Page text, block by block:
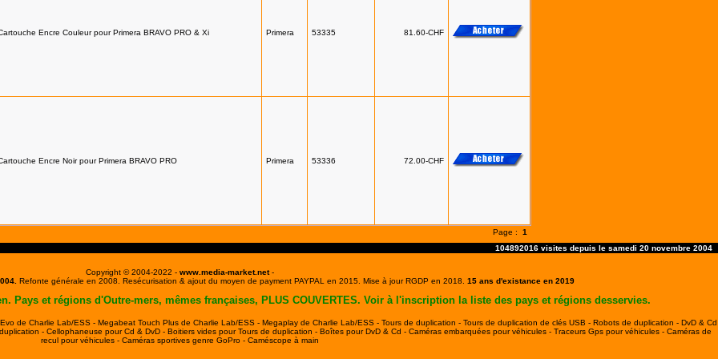
Encre Couleur pour Primera BRAVO PRO & Xi Primera 53335 81.60-CHF
Encre Noir pour Primera BRAVO PRO Primera 53336 72.00-CHF
Page : 1
104892016 visites depuis le samedi 20 novembre 2004
Copyright © 2004-2022 - www.media-market.net-
Refonte générale en 2008. Resécurisation & ajout du moyen de payment PAYPAL en 2015. Mise à jour RGDP en 2018. 15 ans d'existance en 2019
Pays et régions d'Outre-mers, mêmes françaises, PLUS COUVERTES. Voir à l'inscription la liste des pays et régions desservies.
de Charlie Lab/ESS - Megabeat Touch Plus de Charlie Lab/ESS - Megaplay de Charlie Lab/ESS - Tours de duplication - Tours de duplication de clés USB - Robots de duplication - DvD & Cd
- Cellophaneuse pour Cd & DvD - Boitiers vides pour Tours de duplication - Boîtes pour DvD & Cd - Caméras embarquées pour véhicules - Traceurs Gps pour véhicules - Caméras de
recul pour véhicules - Caméras sportives genre GoPro - Caméscope à main